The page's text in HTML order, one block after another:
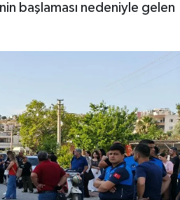
başlaması nedeniyle gelen